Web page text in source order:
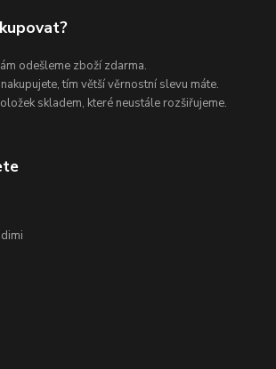
odešleme zboží zdarma.
tím větší věrnostní slevu máte.
skladem, které neustále rozšiřujeme.